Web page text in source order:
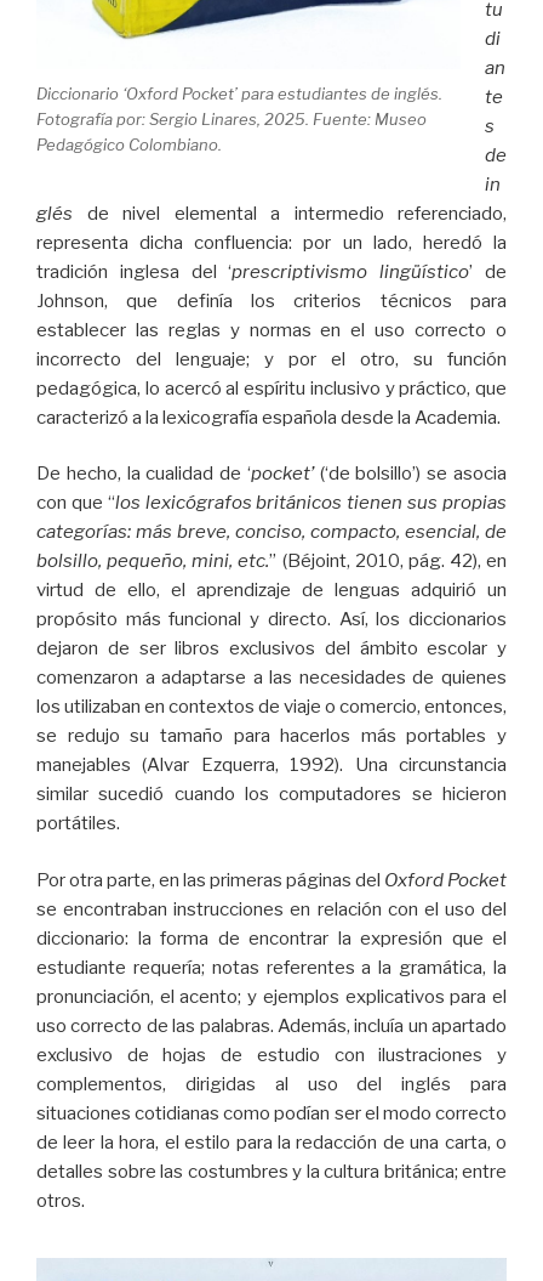
Diccionario ‘Oxford Pocket’ para estudiantes de inglés.
Fotografía por: Sergio Linares, 2025. Fuente: Museo
Pedagógico Colombiano.
tu
di
an
te
s
de
in
glés de nivel elemental a intermedio referenciado,
representa dicha confluencia: por un lado, heredó la
tradición inglesa del ‘prescriptivismo lingüístico’ de
Johnson, que definía los criterios técnicos para
establecer las reglas y normas en el uso correcto o
incorrecto del lenguaje; y por el otro, su función
pedagógica, lo acercó al espíritu inclusivo y práctico, que
caracterizó a la lexicografía española desde la Academia.
De hecho, la cualidad de ‘pocket’(‘de bolsillo’) se asocia
con que “los lexicógrafos británicos tienen sus propias
categorías: más breve, conciso, compacto, esencial, de
bolsillo, pequeño, mini, etc.” (Béjoint, 2010, pág. 42), en
virtud de ello, el aprendizaje de lenguas adquirió un
propósito más funcional y directo. Así, los diccionarios
dejaron de ser libros exclusivos del ámbito escolar y
comenzaron a adaptarse a las necesidades de quienes
los utilizaban en contextos de viaje o comercio, entonces,
se redujo su tamaño para hacerlos más portables y
manejables (Alvar Ezquerra, 1992). Una circunstancia
similar sucedió cuando los computadores se hicieron
portátiles.
Por otra parte, en las primeras páginas del Oxford Pocket
se encontraban instrucciones en relación con el uso del
diccionario: la forma de encontrar la expresión que el
estudiante requería; notas referentes a la gramática, la
pronunciación, el acento; y ejemplos explicativos para el
uso correcto de las palabras. Además, incluía un apartado
exclusivo de hojas de estudio con ilustraciones y
complementos, dirigidas al uso del inglés para
situaciones cotidianas como podían ser el modo correcto
de leer la hora, el estilo para la redacción de una carta, o
detalles sobre las costumbres y la cultura británica; entre
otros.